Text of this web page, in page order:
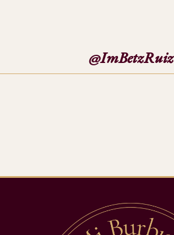
@ImBetzRuiz